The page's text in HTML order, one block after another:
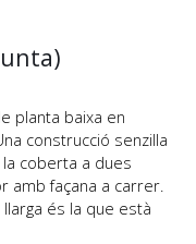
planta baixa en
construcció senzilla
coberta a dues
amb façana a carrer.
és la que està